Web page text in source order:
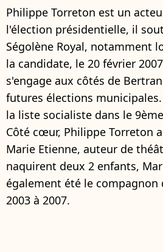
Philippe Torreton est un
l'élection présidentielle, il
Ségolène Royal, notamment
la candidate, le 20 février
s'engage aux côtés de
futures élections
la liste socialiste dans le
Côté cœur, Philippe Torreton
Marie Etienne, auteur de
naquirent deux 2 enfants,
également été le compagnon
2003 à 2007.